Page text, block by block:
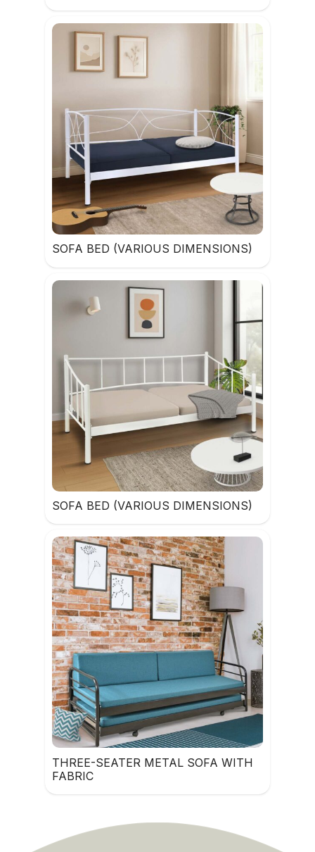
SOFA BED (VARIOUS DIMENSIONS)
SOFA BED (VARIOUS DIMENSIONS)
THREE-SEATER METAL SOFA WITH
FABRIC